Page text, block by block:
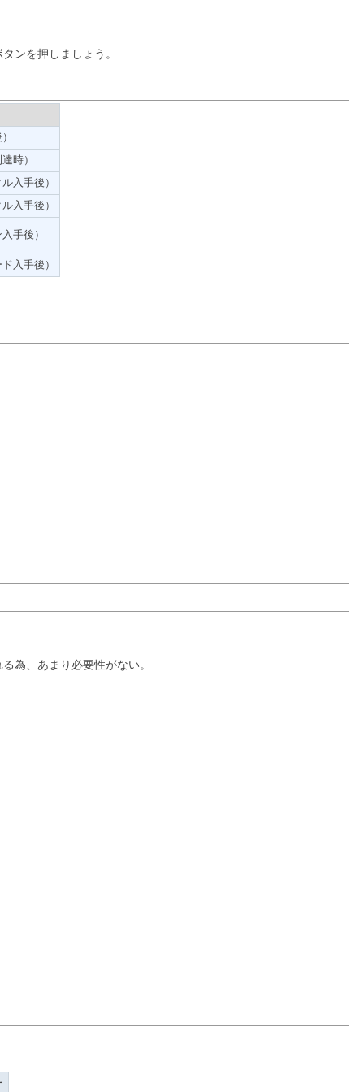
ンを押しましょう。
時）
入手後）
入手後）
手後）
入手後）
為、あまり必要性がない。